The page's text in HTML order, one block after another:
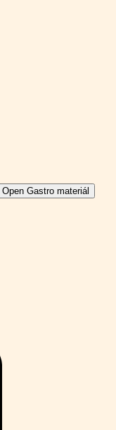
Open Gastro materiál